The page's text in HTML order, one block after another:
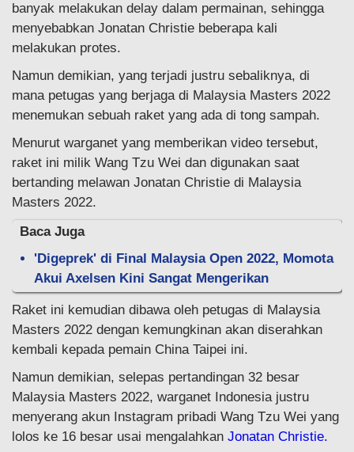
banyak melakukan delay dalam permainan, sehingga
menyebabkan Jonatan Christie beberapa kali
melakukan protes.
Namun demikian, yang terjadi justru sebaliknya, di
mana petugas yang berjaga di Malaysia Masters 2022
menemukan sebuah raket yang ada di tong sampah.
Menurut warganet yang memberikan video tersebut,
raket ini milik Wang Tzu Wei dan digunakan saat
bertanding melawan Jonatan Christie di Malaysia
Masters 2022.
Baca Juga
'Digeprek' di Final Malaysia Open 2022, Momota
Akui Axelsen Kini Sangat Mengerikan
Raket ini kemudian dibawa oleh petugas di Malaysia
Masters 2022 dengan kemungkinan akan diserahkan
kembali kepada pemain China Taipei ini.
Namun demikian, selepas pertandingan 32 besar
Malaysia Masters 2022, warganet Indonesia justru
menyerang akun Instagram pribadi Wang Tzu Wei yang
lolos ke 16 besar usai mengalahkan Jonatan Christie.